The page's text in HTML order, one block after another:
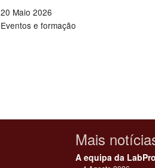
20 Maio 2026
Eventos e formação
Mais
A equipa da